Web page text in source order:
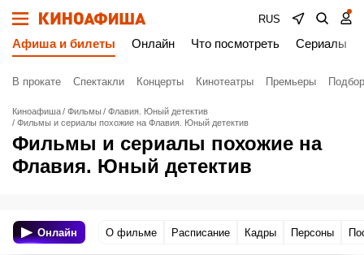
RUS
Афиша и билеты Онлайн Что посмотреть Сериалы
В прокате Спектакли Концерты Кинотеатры Премьеры
Киноафиша Фильмы
Флавия. Юный детектив
Фильмы и сериалы похожие на Флавия. Юный детектив
Фильмы и сериалы похожие на
Флавия. Юный детектив
Онлайн О фильме Расписание Кадры Персоны